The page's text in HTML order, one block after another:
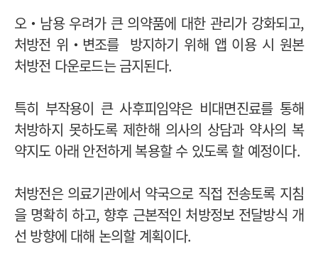
오‧남용 우려가 큰 의약품에 대한 관리가 강화되고,
처방전 위‧변조를 방지하기 위해 앱 이용 시 원본
처방전 다운로드는 금지된다.
특히 부작용이 큰 사후피임약은 비대면진료를 통해
처방하지 못하도록 제한해 의사의 상담과 약사의 복
약지도 아래 안전하게 복용할 수 있도록 할 예정이다.
처방전은 의료기관에서 약국으로 직접 전송토록 지침
을 명확히 하고, 향후 근본적인 처방정보 전달방식 개
선 방향에 대해 논의할 계획이다.